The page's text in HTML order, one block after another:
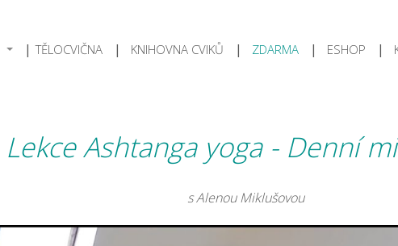
TĚLOCVIČNA KNIHOVNA CVIKŮ ZDARMA ESHOP
Lekce Ashtanga yoga - Denní
s Alenou Miklušovou